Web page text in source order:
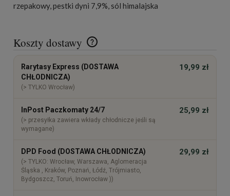
rzepakowy, pestki dyni 7,9%, sól himalajska
Koszty dostawy
Cena nie zawiera ewentualnych kosztów płatności
Rarytasy Express (DOSTAWA
CHŁODNICZA)
(> TYLKO Wrocław)
19,99 zł
InPost Paczkomaty 24/7
(> przesyłka zawiera wkłady chłodnicze jeśli są
wymagane)
25,99 zł
DPD Food (DOSTAWA CHŁODNICZA)
(> TYLKO: Wrocław, Warszawa, Aglomeracja
Śląska , Kraków, Poznań, Łódź, Trójmiasto,
Bydgoszcz, Toruń, Inowrocław ))
29,99 zł